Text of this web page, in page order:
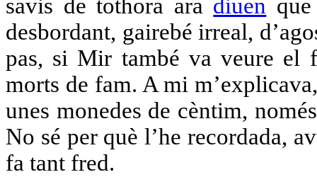
savis de tothora ara diuen
desbordant, gairebé irreal,
pas, si Mir també va veure el
morts de fam. A mi
unes monedes de cèntim,
No sé per què l’he recordada,
fa tant fred.